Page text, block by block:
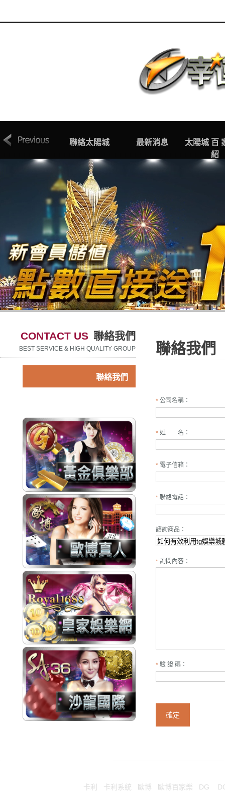
索取專線 聯絡太陽城 最新消息
太陽城 百
紹
CONTACT US 聯絡我們
BEST SERVICE & HIGH QUALITY GROUP
聯絡我們
聯絡我們
* 公司名稱：
* 姓 名：
* 電子信箱：
* 聯絡電話：
諮詢商品：
* 詢問內容：
* 驗 證 碼：
確定
卡利 卡利系統 歐博 歐博百家樂 DG